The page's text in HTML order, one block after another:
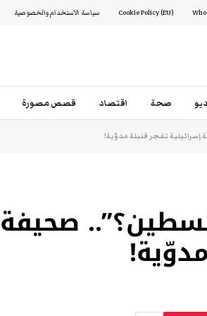
Cookie Policy (EU) سياسة الاستخدام والخصوصية
صحة اقتصاد قصص مصورة
تفجر قنبلة مدوّية!
صحيفة